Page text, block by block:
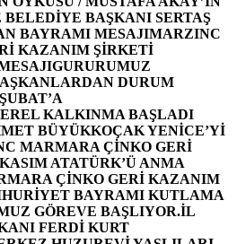
BELEDİYE BAŞKANI SERTAŞ
BAYRAMI MESAJIMARZINC
KAZANIM ŞİRKETİ
GURURUMUZ
DURUM
KALKINMA BAŞLADI
BÜYÜKKOÇAK YENİCE’Yİ
MARMARA ÇİNKO GERİ
ATATÜRK’Ü ANMA
ÇİNKO GERİ KAZANIM
BAYRAMI KUTLAMA
GÖREVE BAŞLIYOR.İL
FERDİ KURT